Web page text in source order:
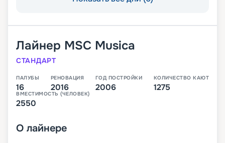
Лайнер MSC Musica
СТАНДАРТ
ПАЛУБЫ
16
РЕНОВАЦИЯ
2016
ГОД ПОСТРОЙКИ
2006
КОЛИЧЕСТВО КАЮТ
1275
ВМЕСТИМОСТЬ (ЧЕЛОВЕК)
2550
О лайнере